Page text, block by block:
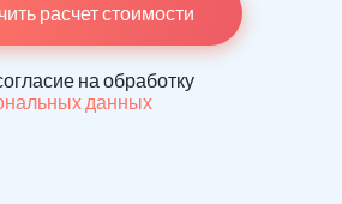
расчет стоимости
на обработку
данных